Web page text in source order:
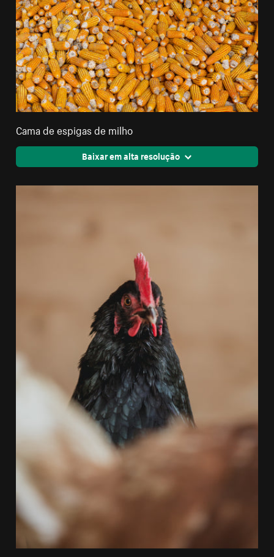
Cama de espigas de milho
Baixar em alta resolução